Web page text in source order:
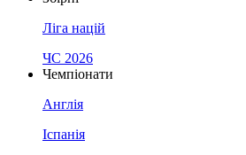
Ліга націй
ЧС 2026
Чемпіонати
Англія
Іспанія